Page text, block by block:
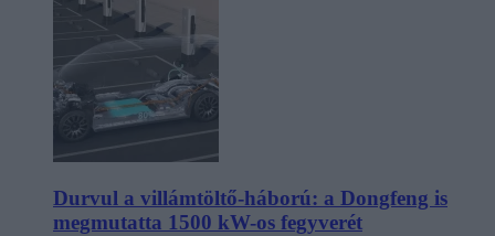
Durvul a villámtöltő-háború: a Dongfeng is
megmutatta 1500 kW-os fegyverét